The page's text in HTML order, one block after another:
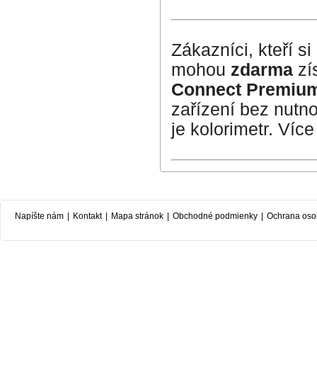
Zákazníci, kteří si
mohou zdarma
Connect
zařízení bez
je kolorimetr.
Napíšte nám Kontakt Mapa stránok Obchodné podmienky Ochrana